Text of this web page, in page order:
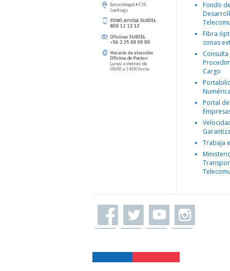
Fondo
Fibra
zonas
Consulta
Cargo
Portal
Trabaja